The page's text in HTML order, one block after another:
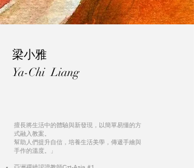
梁小雅
Ya-Chi Liang
擅長將生活中的體驗與新發現，以簡單易懂的方
式融入教案。
幫助人們提升自信，培養生活美學，傳遞手繪與
手作的溫度。」